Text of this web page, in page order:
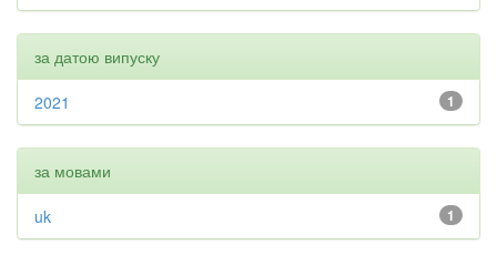
за датою випуску
1
2021
за мовами
1
uk